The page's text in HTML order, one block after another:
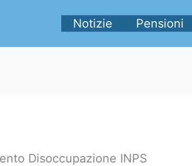
Notizie Pensioni
Disoccupazione INPS